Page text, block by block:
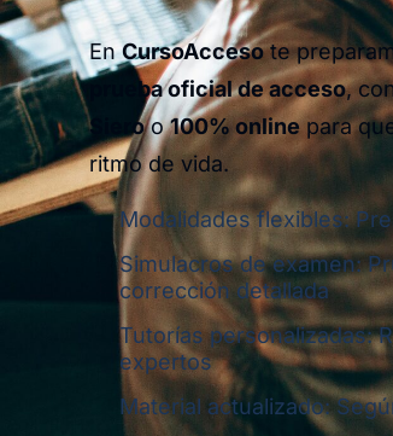
EnCursoAccesote
prueba oficial de acceso,
Sieroo100% onlinepara
ritmo de vida.
Modalidades flexibles:
Simulacros de examen:
corrección detallada
Tutorías personalizadas:
expertos
Material actualizado: